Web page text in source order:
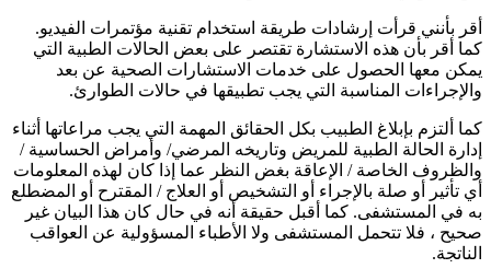
أقر بأنني قرأت إرشادات طريقة استخدام تقنية مؤتمرات الفيديو.
كما أقر بأن هذه الاستشارة تقتصر على بعض الحالات الطبية التي
يمكن معها الحصول على خدمات الاستشارات الصحية عن بعد
والإجراءات المناسبة التي يجب تطبيقها في حالات الطوارئ.
كما ألتزم بإبلاغ الطبيب بكل الحقائق المهمة التي يجب مراعاتها أثناء
إدارة الحالة الطبية للمريض وتاريخه المرضي/ وأمراض الحساسية /
والظروف الخاصة / الإعاقة بغض النظر عما إذا كان لهذه المعلومات
أي تأثير أو صلة بالإجراء أو التشخيص أو العلاج / المقترح أو المضطلع
به في المستشفى. كما أقبل حقيقة أنه في حال كان هذا البيان غير
صحيح ، فلا تتحمل المستشفى ولا الأطباء المسؤولية عن العواقب
الناتجة.